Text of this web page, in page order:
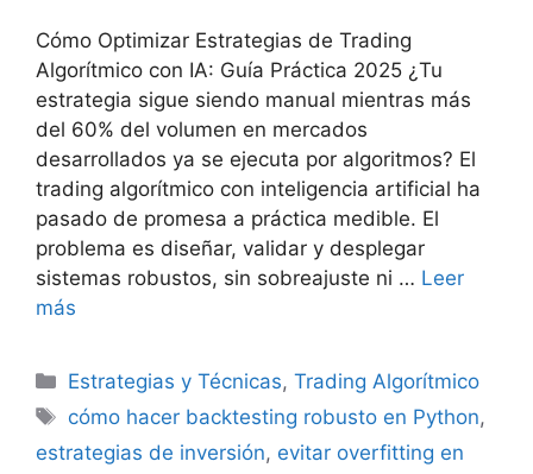
Cómo Optimizar Estrategias de Trading
Algorítmico con IA: Guía Práctica 2025 ¿Tu
estrategia sigue siendo manual mientras más
del 60% del volumen en mercados
desarrollados ya se ejecuta por algoritmos? El
trading algorítmico con inteligencia artificial ha
pasado de promesa a práctica medible. El
problema es diseñar, validar y desplegar
sistemas robustos, sin sobreajuste ni … Leer
más
Categorías
Estrategias y Técnicas,Trading Algorítmico
Etiquetas
cómo hacer backtesting robusto en Python,
estrategias de inversión, evitar overfitting en